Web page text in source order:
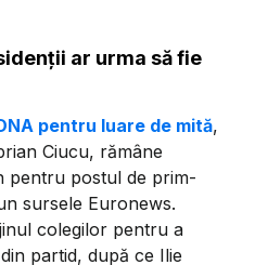
ar urma să fie
pentru luare de mită,
Ciucu, rămâne
pentru postul de prim-
sursele Euronews.
colegilor pentru a
partid, după ce Ilie